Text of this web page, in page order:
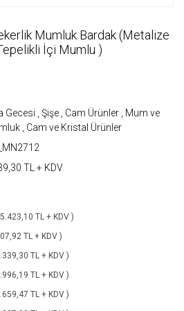
Mumluk Bardak (Metalize
İçi Mumlu )
Gecesi ,Şişe , Cam Ürünler
Mum ve
Cam ve Kristal Ürünler
TL + KDV
TL + KDV )
TL + KDV )
TL + KDV )
TL + KDV )
TL + KDV )